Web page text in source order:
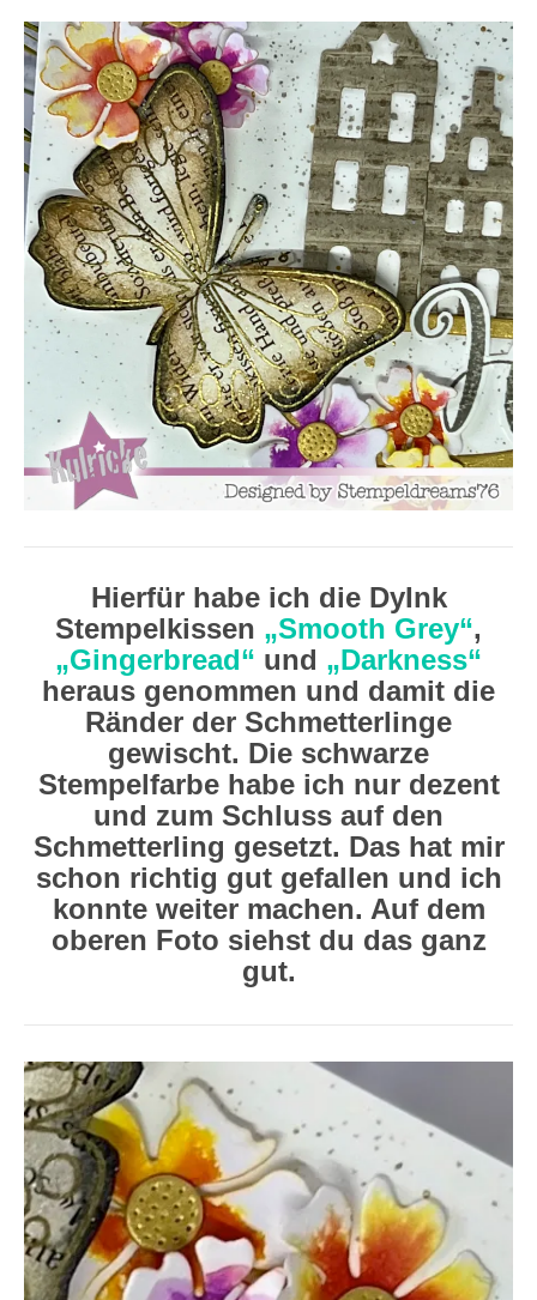
Hierfür habe ich die DyInk
Stempelkissen „Smooth Grey“,
„Gingerbread“ und „Darkness“
heraus genommen und damit die
Ränder der Schmetterlinge
gewischt. Die schwarze
Stempelfarbe habe ich nur dezent
und zum Schluss auf den
Schmetterling gesetzt. Das hat mir
schon richtig gut gefallen und ich
konnte weiter machen. Auf dem
oberen Foto siehst du das ganz
gut.